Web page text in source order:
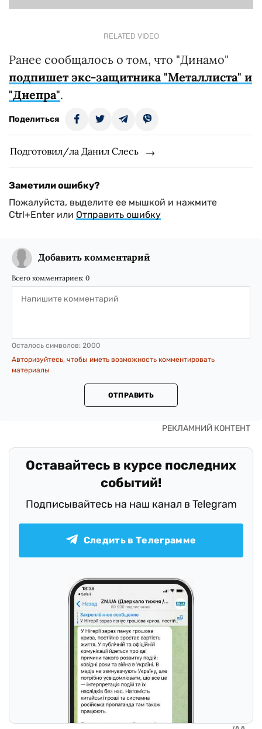
RELATED VIDEO
Ранее сообщалось о том, что "Динамо"
подпишет экс-защитника "Металлиста" и
"Днепра".
Поделиться
Подготовил/ла Данил Слесь
Заметили ошибку?
Пожалуйста, выделите ее мышкой и нажмите
Ctrl+Enter или Отправить ошибку
Добавить комментарий
Всего комментариев: 0
Осталось символов: 2000
Авторизуйтесь, чтобы иметь возможность комментировать
материалы
ОТПРАВИТЬ
Оставайтесь в курсе последних
событий!
Подписывайтесь на наш канал в Telegram
Следить в Телеграмме